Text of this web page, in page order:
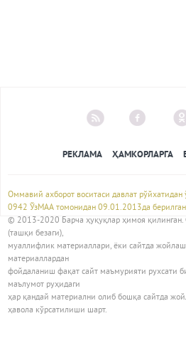
РЕКЛАМА ҲАМКОРЛАРГА
Оммавий ахборот воситаси давлат рўйхатидан
0942 ЎзМАА томонидан 09.01.2013да берилган
© 2013-2020 Барча ҳуқуқлар ҳимоя қилинган.
(ташқи безаги),
муаллифлик материаллари, ёки сайтда
материаллардан
фойдаланиш фақат сайт маъмурияти рухсати
маълумот руҳидаги
ҳар қандай материални олиб бошқа сайтда
ҳавола кўрсатилиши шарт.